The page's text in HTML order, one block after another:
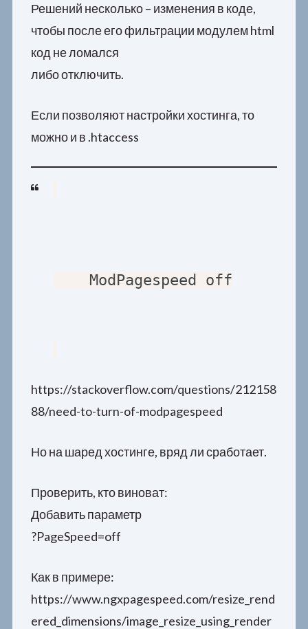
Решений несколько – изменения в коде,
чтобы после его фильтрации модулем html
код не ломался
либо отключить.
Если позволяют настройки хостинга, то
можно и в .htaccess
    ModPagespeed off
https://stackoverflow.com/questions/212158
88/need-to-turn-of-modpagespeed
Но на шаред хостинге, вряд ли сработает.
Проверить, кто виноват:
Добавить параметр
?PageSpeed=off
Как в примере:
https://www.ngxpagespeed.com/resize_rend
ered_dimensions/image_resize_using_render